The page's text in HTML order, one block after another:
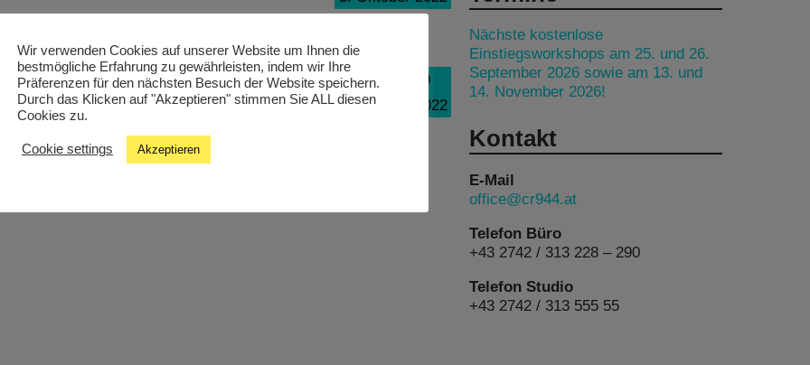
21:00
22:00
3. Oktober 2022
Nächste kostenlose
Einstiegsworkshops am 25. und 26.
September 2026 sowie am 13. und
14. November 2026!
Kontakt
E-Mail
office@cr944.at
Telefon Büro
+43 2742 / 313 228 – 290
Telefon Studio
+43 2742 / 313 555 55
Wir verwenden Cookies auf unserer Website um Ihnen die
bestmögliche Erfahrung zu gewährleisten, indem wir Ihre
Präferenzen für den nächsten Besuch der Website speichern.
Durch das Klicken auf "Akzeptieren" stimmen Sie ALL diesen
Cookies zu.
Cookie settings Akzeptieren